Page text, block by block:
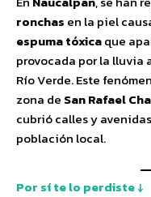
ronchas en la piel
espuma tóxicaque
provocada por la
Río Verde. Este
zona de San Rafael
cubrió calles y
población local.
Por sí te lo perdiste ↓